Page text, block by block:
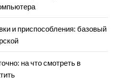
и приспособления: базовый
на что смотреть в